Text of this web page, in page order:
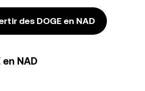
des DOGE en NAD
en NAD